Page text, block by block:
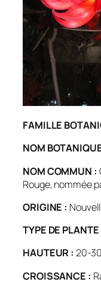
FAMILLE
NOM
NOM COMMUN :
Rouge, nommée
ORIGINE :
TYPE DE PLANTE
HAUTEUR : 20-
CROISSANCE :